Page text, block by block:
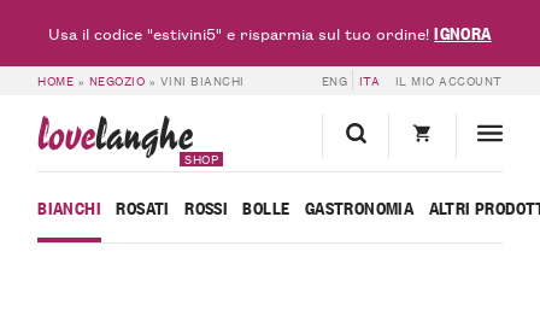
HOME » NEGOZIO » VINI BIANCHI ENG ITA IL MIO ACCOUNT
lovelanghe
SHOP
BIANCHI ROSATI ROSSI BOLLE GASTRONOMIA ALTRI
Usa il codice "estivini5" e risparmia sul tuo ordine!IGNORA